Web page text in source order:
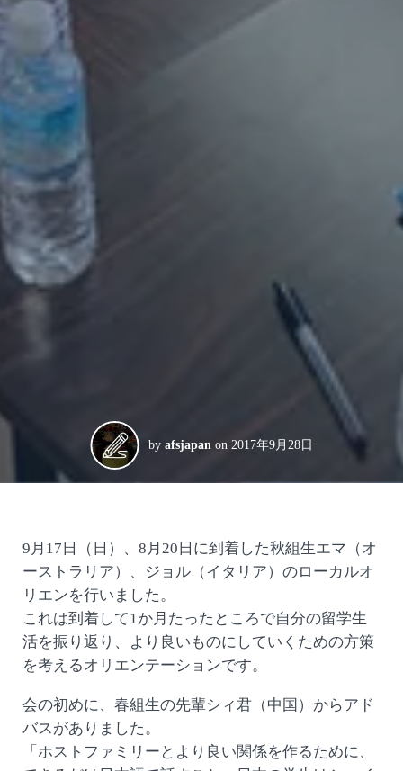
by afsjapan on 2017年9月28日
9月17日（日）、8月20日に到着した秋組生エマ（オ
ーストラリア）、ジョル（イタリア）のローカルオ
リエンを行いました。
これは到着して1か月たったところで自分の留学生
活を振り返り、より良いものにしていくための方策
を考えるオリエンテーションです。
会の初めに、春組生の先輩シィ君（中国）からアド
バスがありました。
「ホストファミリーとより良い関係を作るために、